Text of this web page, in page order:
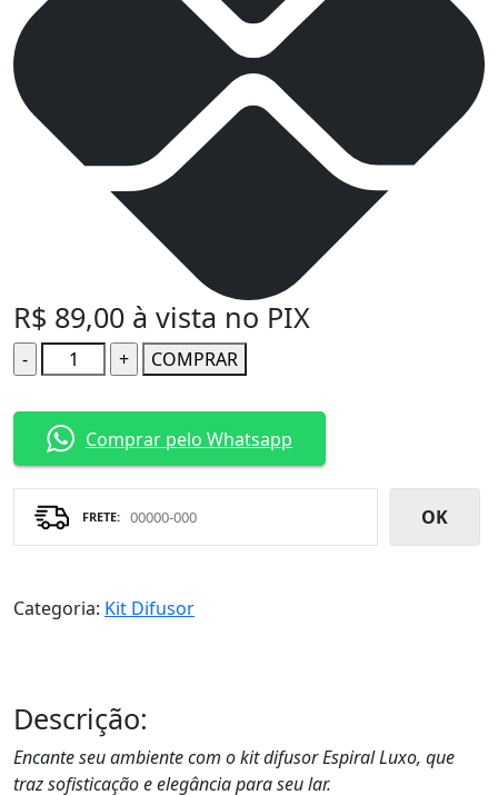
R$ 89,00 à vista no PIX
Quantidade COMPRAR
Comprar pelo Whatsapp
OK
Categoria: Kit Difusor
Descrição:
Encante seu ambiente com o kit difusor Espiral Luxo, que
traz sofisticação e elegância para seu lar.